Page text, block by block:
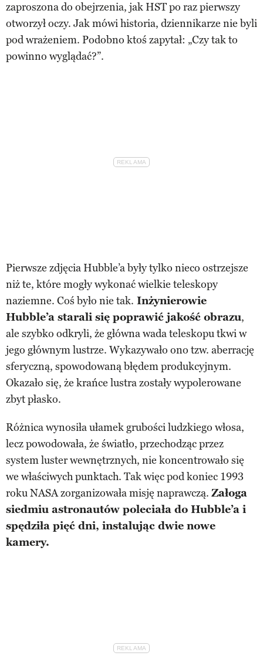
zaproszona do obejrzenia, jak HST po raz pierwszy
otworzył oczy. Jak mówi historia, dziennikarze nie byli
pod wrażeniem. Podobno ktoś zapytał: „Czy tak to
powinno wyglądać?”.
Pierwsze zdjęcia Hubble’a były tylko nieco ostrzejsze
niż te, które mogły wykonać wielkie teleskopy
naziemne. Coś było nie tak. Inżynierowie
Hubble’a starali się poprawić jakość obrazu,
ale szybko odkryli, że główna wada teleskopu tkwi w
jego głównym lustrze. Wykazywało ono tzw. aberrację
sferyczną, spowodowaną błędem produkcyjnym.
Okazało się, że krańce lustra zostały wypolerowane
zbyt płasko.
Różnica wynosiła ułamek grubości ludzkiego włosa,
lecz powodowała, że światło, przechodząc przez
system luster wewnętrznych, nie koncentrowało się
we właściwych punktach. Tak więc pod koniec 1993
roku NASA zorganizowała misję naprawczą. Załoga
siedmiu astronautów poleciała do Hubble’a i
spędziła pięć dni, instalując dwie nowe
kamery.